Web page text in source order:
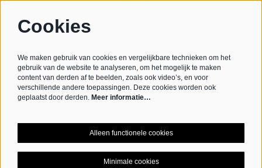
Schrijf je in voor de nieuwsbrief
Schrijf mij in aub
Cookies
We maken gebruik van cookies en vergelijkbare technieken om het
gebruik van de website te analyseren, om het mogelijk te maken
content van derden af te beelden, zoals ook video’s, en voor
verschillende andere toepassingen. Deze cookies worden ook
geplaatst door derden. Meer informatie…
Alleen functionele cookies
Minimale cookies